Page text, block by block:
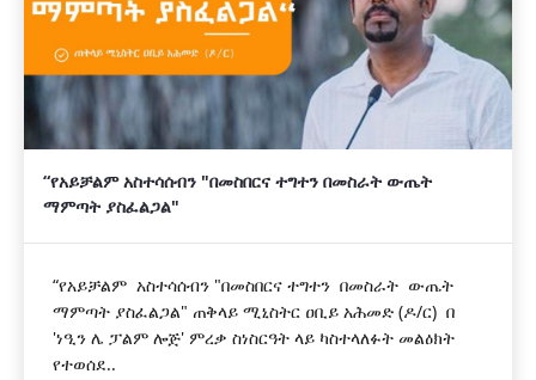
“የአይቻልም አስተሳሰብን "በመስበርና ተግተን በመስራት ውጤት
ማምጣት ያስፈልጋል"
“የአይቻልም አስተሳሰብን "በመስበርና ተግተን በመስራት ውጤት
ማምጣት ያስፈልጋል" ጠቅላይ ሚኒስትር ዐቢይ አሕመድ (ዶ/ር) በ
'ነዒን ሌ ፓልም ሎጅ' ምረቃ ስነስርዓት ላይ ካስተላለፉት መልዕክት
የተወሰደ..